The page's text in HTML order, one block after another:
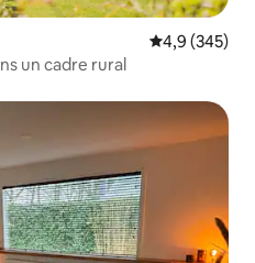
Évaluation
4,9 (345)
un cadre rural